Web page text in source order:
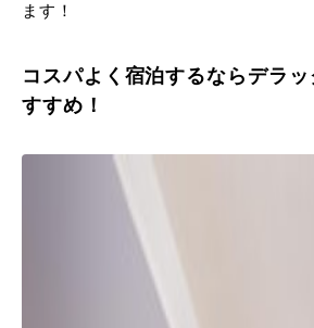
ます！
コスパよく宿泊するならデラ
すすめ！